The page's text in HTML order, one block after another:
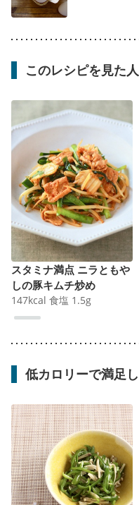
このレシピを見た
スタミナ満点 ニラともや
しの豚キムチ炒め
147kcal 食塩 1.5g
低カロリーで満足